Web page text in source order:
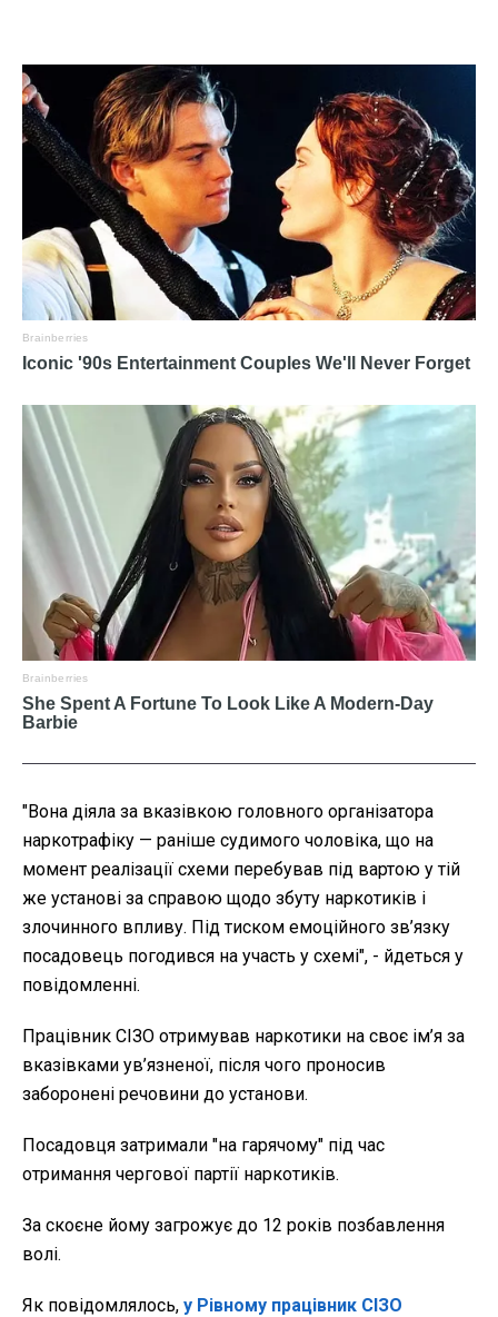
"Вона діяла за вказівкою головного організатора
наркотрафіку — раніше судимого чоловіка, що на
момент реалізації схеми перебував під вартою у тій
же установі за справою щодо збуту наркотиків і
злочинного впливу. Під тиском емоційного зв’язку
посадовець погодився на участь у схемі", - йдеться у
повідомленні.
Працівник СІЗО отримував наркотики на своє ім’я за
вказівками ув’язненої, після чого проносив
заборонені речовини до установи.
Посадовця затримали "на гарячому" під час
отримання чергової партії наркотиків.
За скоєне йому загрожує до 12 років позбавлення
волі.
Як повідомлялось, у Рівному працівник СІЗО